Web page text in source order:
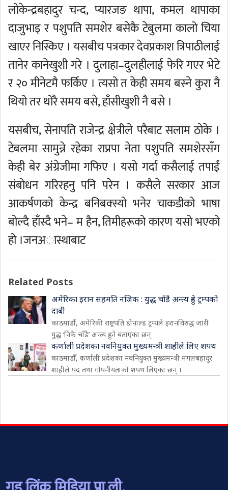
लोकेन्द्रबहादुर चन्द, प्यारजङ थापा, कमल थापाका
दाजुभाइ र पशुपति समशेर बसेकै टेबुलमा कालो चिया
खाएर निस्किए । यसबीच पत्रकार देवप्रकाश त्रिपाठीलाई
तानेर कानेखुशी गरे । दुलाहा–दुलहीलाई फेरि गएर भेटे
र २० मीनेटमै फर्किए । त्यसो त केही समय बस्ने कुरा नै
थियो तर थोरै समय बसे, हाँसीखुशी नै बसे ।
यसबीच, सेनापति राजेन्द्र क्षेत्रीले परैबाट सलाम ठोके ।
टेबलमा सामुन्ने रहेका राप्रपा नेता पशुपति समशेरसँग
केही बेर अंग्रेजीमा गफिए । यसो गर्दा कसैलाई तपाईं
संबोधन गरिरहनु पनि परेन । कसैले सरकार आज
आकर्षणको केन्द्र बनिबक्स्यो भनेर चाकडीको भाषा
बोल्दै हाँस्दै भने– म हैन, तिमीहरूको कारण यसो भएको
हो ।जनअास्थाबाट
Related Posts
अमेरिका इरान सहमति नजिक : युद्ध चाँडै अन्त्य हुने ट्रम्पको
दाबी
काठमाडौं, अमेरिकी राष्ट्रपति डोनाल्ड ट्रम्पले इरानविरुद्ध जारी
युद्ध ‘निकै चाँडै’ अन्त्य हुने बताएका छन्
कर्णाली प्रदेशका नवनियुक्त मुख्यमन्त्री शाहीले लिए शपथ
काठमाडौँ, कर्णाली प्रदेशका नवनियुक्त मुख्यमन्त्री मंगलबहादुर
शाहीले पद तथा गोपनीयताको शपथ लिएका छन् ।